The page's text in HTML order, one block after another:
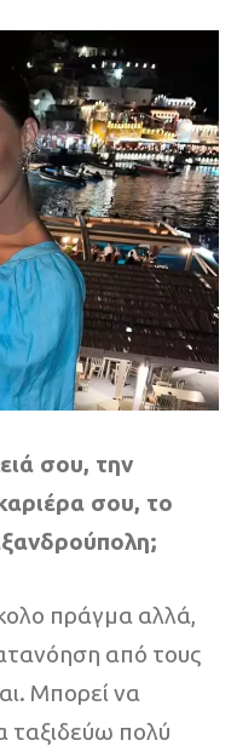
σου, την
σου, το
πράγμα αλλά,
από τους
Μπορεί να
ταξιδεύω πολύ